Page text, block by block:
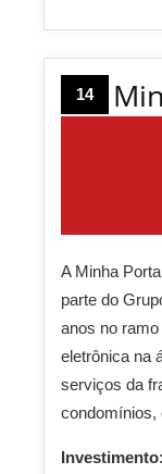
14
A Minha
parte do
anos no
eletrônica na
serviços da
condomínios,
Investimento: